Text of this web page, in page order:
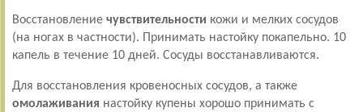
Восстановление чувствительности кожи и мелких сосудов
(на ногах в частности). Принимать настойку покапельно. 10
капель в течение 10 дней. Сосуды восстанавливаются.
Для восстановления кровеносных сосудов, а также
омолаживания настойку купены хорошо принимать с